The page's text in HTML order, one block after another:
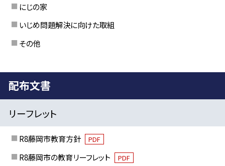
にじの家
いじめ問題解決に向けた取組
その他
配布文書
リーフレット
R8藤岡市教育方針 PDF
R8藤岡市の教育リーフレット PDF